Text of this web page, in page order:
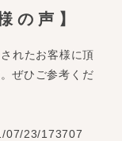
の声】
れたお客様に頂
ぜひご参考くだ
07/23/173707